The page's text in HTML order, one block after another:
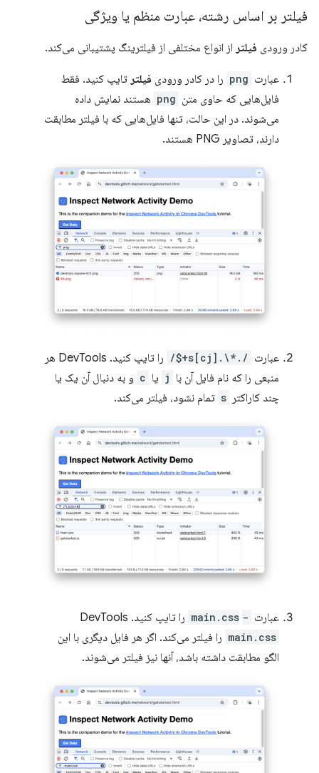
فیلتر بر اساس رشته، عبارت منظم یا ویژگی
کادر ورودی فیلتر از انواع مختلفی از فیلترینگ پشتیبانی می‌کند.
عبارت png را در کادر ورودی فیلتر تایپ کنید. فقط
فایل‌هایی که حاوی متن png هستند نمایش داده
می‌شوند. در این حالت، تنها فایل‌هایی که با فیلتر مطابقت
دارند، تصاویر PNG هستند.
عبارت /.*\.[cj]s+$/
را تایپ کنید. DevTools هر
منبعی را که نام فایل آن با j یا c و به دنبال آن یک یا
چند کاراکتر s تمام نشود، فیلتر می‌کند.
عبارت -main.css
main.css را فیلتر می‌کند. اگر هر فایل دیگری با این
الگو مطابقت داشته باشد، آنها نیز فیلتر می‌شوند.